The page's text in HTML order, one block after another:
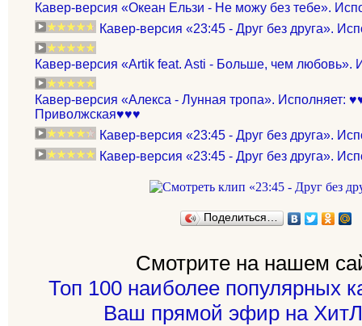
Кавер-версия «Океан Ельзи - Не можу без тебе».
Кавер-версия «23:45 - Друг без друга».
Кавер-версия «Artik feat. Asti - Больше, чем любовь».
Кавер-версия «Алекса - Лунная тропа». Исполняет:
Приволжская♥♥♥
Кавер-версия «23:45 - Друг без друга».
Кавер-версия «23:45 - Друг без друга».
Поделиться…
Смотрите на нашем
Топ 100 наиболее популярных
Ваш прямой эфир на